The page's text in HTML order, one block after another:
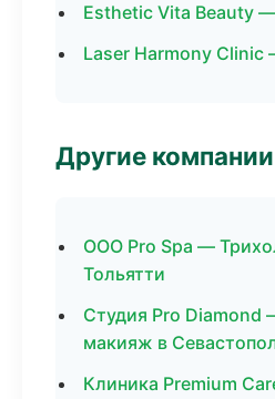
Esthetic Vita Beauty
Laser Harmony Clinic
Другие компании
ООО Pro Spa —
Тольятти
Студия Pro Diamond
макияж в
Клиника Premium